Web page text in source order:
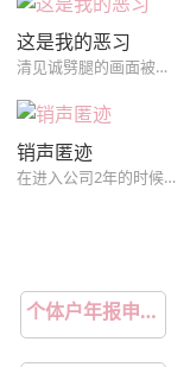
这是我的恶习
清见诚劈腿的画面被自己的学生松山拓斗拍了下来，松山以此为筹码想得到清见，经不住松山的纠缠两人发生了关系，但松山并不因此满足...
销声匿迹
在进入公司2年的时候，作为集团总务科职员的池远永卷入了上司的腐败案，因此在公司受到了解除职务的处分。伤心赴江陵旅游的远永为了买碗去了市场的器皿店，发现了会长喜欢的陶艺家尹泰俊。从2年前开始尹泰俊就销声匿迹，谁都不知道他的下落，知道集团的会长想和尹泰俊签订专属合同的远永为了复职接近了尹泰俊…
个体户年报申报入口